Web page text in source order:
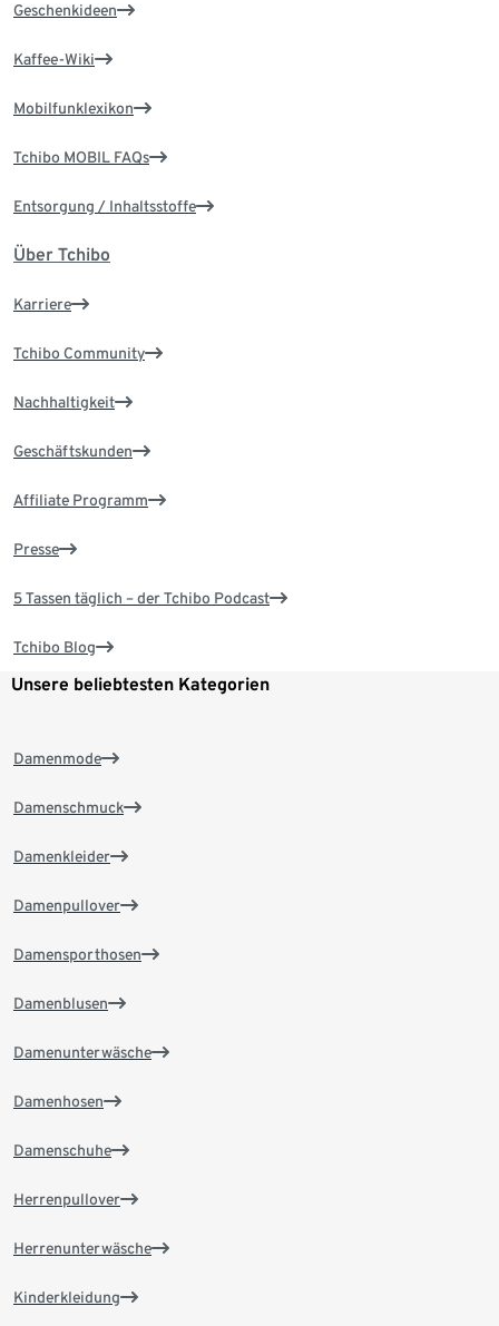
Geschenkideen
Kaffee-Wiki
Mobilfunklexikon
Tchibo MOBIL FAQs
Entsorgung / Inhaltsstoffe
Über Tchibo
Karriere
Tchibo Community
Nachhaltigkeit
Geschäftskunden
Affiliate Programm
Presse
5 Tassen täglich – der Tchibo Podcast
Tchibo Blog
Unsere beliebtesten Kategorien
Damenmode
Damenschmuck
Damenkleider
Damenpullover
Damensporthosen
Damenblusen
Damenunterwäsche
Damenhosen
Damenschuhe
Herrenpullover
Herrenunterwäsche
Kinderkleidung